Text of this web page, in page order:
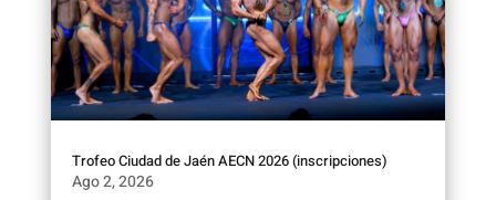
Trofeo Ciudad de Jaén AECN 2026 (inscripciones)
Ago 2, 2026